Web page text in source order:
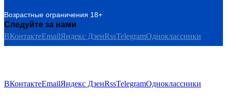
Возрастные ограничения 18+
Следуйте за нами
ВКонтактеEmailЯндекс ДзенRssTelegramОдноклассники
ВКонтактеEmailЯндекс ДзенRssTelegramОдноклассники